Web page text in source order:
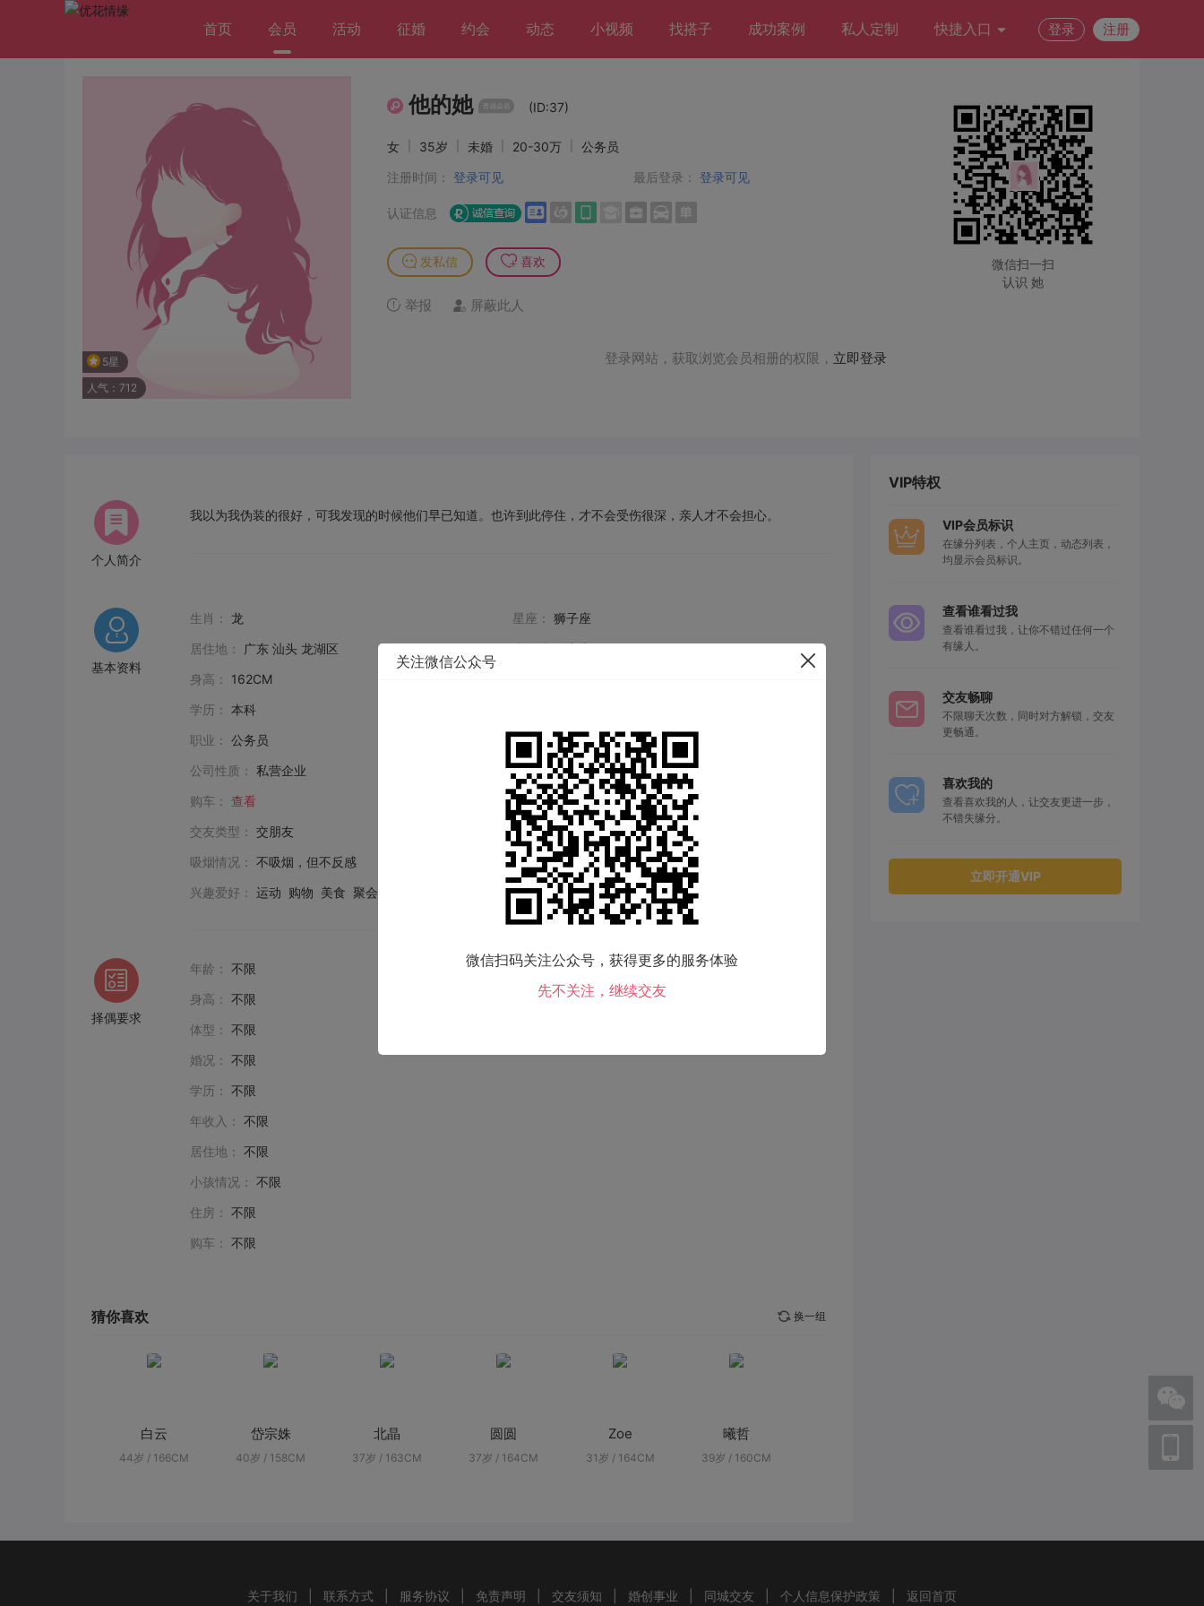
首页 会员 活动 征婚 约会 动态 小视频 找搭子 成功案例 私人定制 快捷入口 登录 注册
5星
人气：712
他的她 (ID:37)
女 35岁 未婚 20-30万
公务员
注册时间： 登录可见 最后登录： 登录可见
认证信息
发私信 喜欢
举报 屏蔽此人
登录网站，获取浏览会员相册的权限， 立即登录
微信扫一扫
认识 她
个人简介
我以为我伪装的很好，可我发现的时候他们早已知道。也许到此停住，才不会受伤很深，亲人才不会担心。
基本资料
生肖： 龙 星座： 狮子座
居住地：
广东 汕头 龙湖区 户籍地： 广东 河源
身高：
162CM
学历： 本科
职业： 公务员 年收入： 20-30万
公司性质： 私营企业 民族：汉族
购车：
查看 购房： 查看
交友类型： 交朋友 小孩情况：
没有
吸烟情况： 不吸烟，但不反感 喝酒情况：不喝酒
兴趣爱好： 运动 购物 美食 聚会
择偶要求
年龄： 不限
身高： 不限
体型： 不限
婚况： 不限
学历： 不限
年收入： 不限
居住地： 不限
小孩情况： 不限
住房： 不限
购车： 不限
猜你喜欢 换一组
白云
44岁 / 166CM
岱宗姝
40岁 / 158CM
北晶
37岁 / 163CM
圆圆
37岁 / 164CM
Zoe
31岁 / 164CM
曦哲
39岁 / 160CM
VIP特权
VIP会员标识
在缘分列表，个人主页，动态列表，
均显示会员标识。
查看谁看过我
查看谁看过我，让你不错过任何一个
有缘人。
交友畅聊
不限聊天次数，同时对方解锁，交友
更畅通。
喜欢我的
查看喜欢我的人，让交友更进一步，
不错失缘分。
立即开通VIP
关于我们 联系方式 服务协议 免责声明 交友须知 婚创事业 同城交友 个人信息保护政策 返回首页
关注微信公众号
微信扫码关注公众号，获得更多的服务体验
先不关注，继续交友